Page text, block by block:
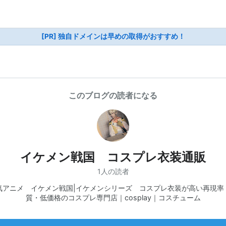
[PR] 独自ドメインは早めの取得がおすすめ！
このブログの読者になる
イケメン戦国 コスプレ衣装通販
1人の読者
アニメ イケメン戦国|イケメンシリーズ コスプレ衣装が高い再現率
質・低価格のコスプレ専門店｜cosplay｜コスチューム